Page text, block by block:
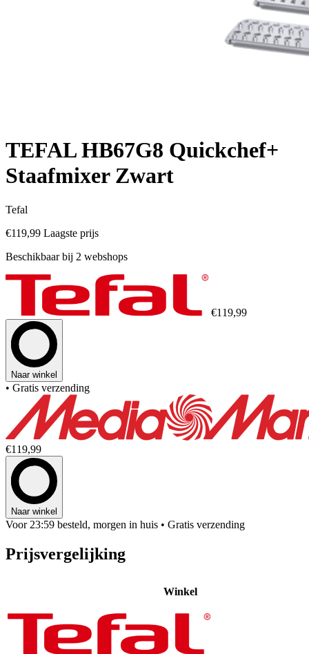
TEFAL HB67G8 Quickchef+
Staafmixer Zwart
Tefal
€119,99 Laagste prijs
Beschikbaar bij 2 webshops
€119,99
Naar winkel
• Gratis verzending
€119,99
Naar winkel
Voor 23:59 besteld, morgen in huis • Gratis verzending
Prijsvergelijking
Winkel